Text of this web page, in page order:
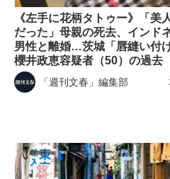
《左手に花柄タトゥー》「美
だった」母親の死去、インド
男性と離婚…茨城「唇縫い付け
櫻井政恵容疑者（50）の過去
「週刊文春」編集部